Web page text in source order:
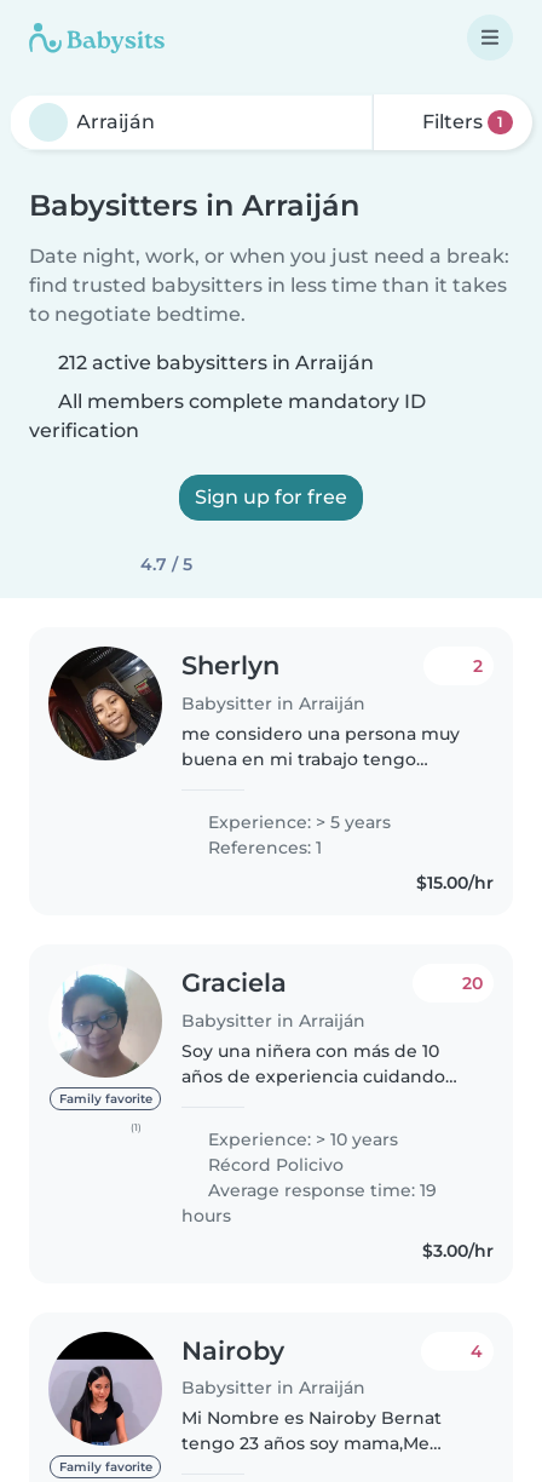
Filters 1
Babysitters in Arraiján
Date night, work, or when you just need a break:
find trusted babysitters in less time than it takes
to negotiate bedtime.
212 active babysitters in Arraiján
All members complete mandatory ID
verification
Sign up for free
4.7 / 5
Sherlyn
Babysitter in Arraiján
2
me considero una persona muy
buena en mi trabajo tengo
gusta q se sientan bien conmigo
me gusta ayudar que sientan
confianza en mi me gusta jugar
Experience: > 5 years
References: 1
$15.00/hr
Family favorite
(1)
Graciela
Babysitter in Arraiján
20
Soy una niñera con más de 10
años de experiencia cuidando
una persona responsable,
amigable y paciente que disfruta
mucho..
Experience: > 10 years
Récord Policivo
Average response time: 19
hours
$3.00/hr
Family favorite
Nairoby
Babysitter in Arraiján
4
Mi Nombre es Nairoby Bernat
tengo 23 años soy mama,Me